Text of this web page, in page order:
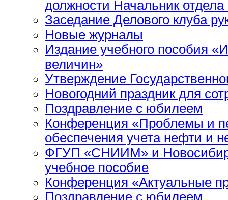
должности Начальник
Заседание Делового клуба
Новые журналы
Издание учебного пособия
величин»
Утверждение
Новогодний праздник для
Поздравление с юбилеем
Конференция «Проблемы и
обеспечения учета нефти и
ФГУП «СНИИМ» и
учебное пособие
Конференция «Актуальные
Поздравление с юбилеем